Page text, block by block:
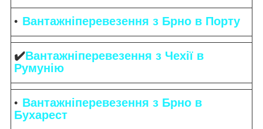
Вантажніперевезення з Брно в Порту
✔️Вантажніперевезення з Чехії в
Румунію
Вантажніперевезення з Брно в
Бухарест